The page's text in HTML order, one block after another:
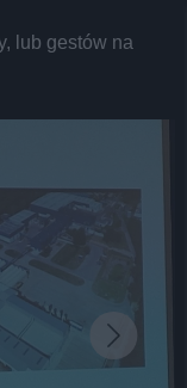
lub gestów na